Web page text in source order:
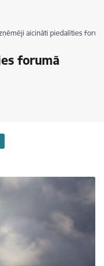
aicināti piedalīties
forumā